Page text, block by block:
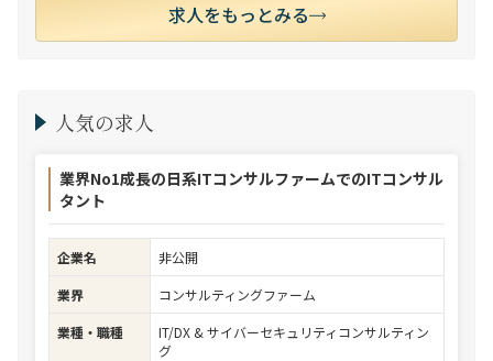
求人をもっとみる
人気の求人
業界No1成長の日系ITコンサルファームでのITコンサル
タント
企業名
非公開
業界
コンサルティングファーム
業種・職種
IT/DX & サイバーセキュリティコンサルティン
グ